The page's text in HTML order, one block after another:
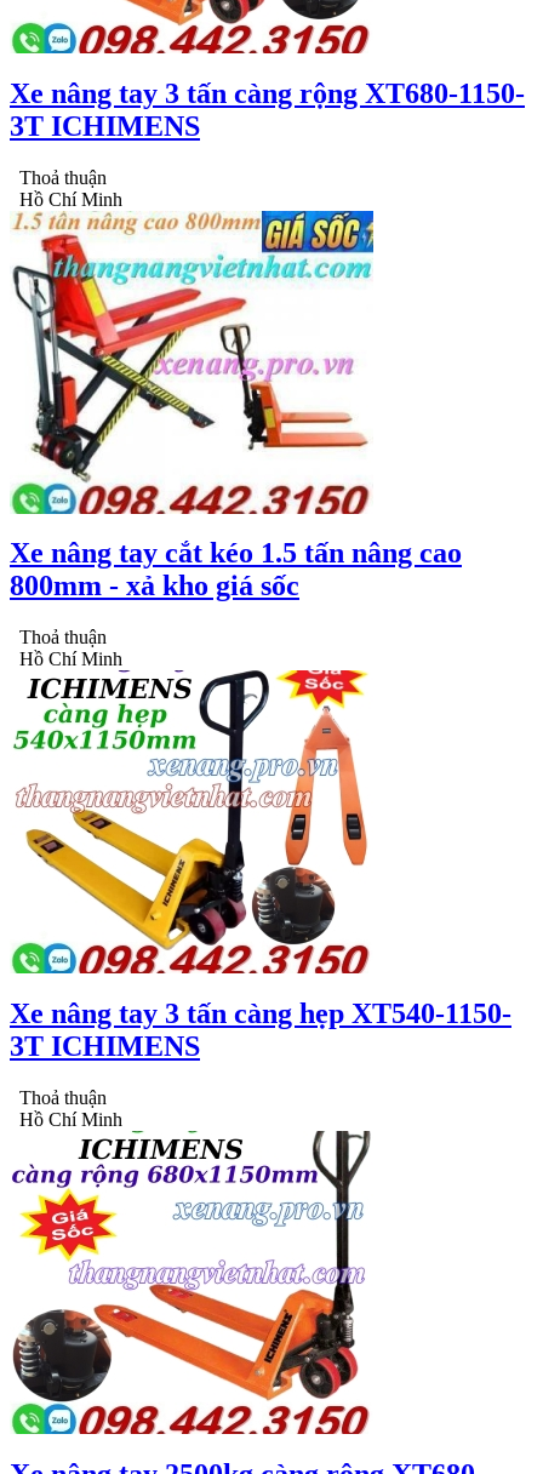
Xe nâng tay 3 tấn càng rộng XT680-1150-
3T ICHIMENS
Thoả thuận
Hồ Chí Minh
Xe nâng tay cắt kéo 1.5 tấn nâng cao
800mm - xả kho giá sốc
Thoả thuận
Hồ Chí Minh
Xe nâng tay 3 tấn càng hẹp XT540-1150-
3T ICHIMENS
Thoả thuận
Hồ Chí Minh